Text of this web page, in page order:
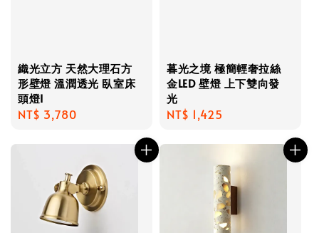
織光立方 天然大理石方
形壁燈 溫潤透光 臥室床
頭燈I
Regular
NT$ 3,780
暮光之境 極簡輕奢拉絲
金LED 壁燈 上下雙向發
光
Regular
NT$ 1,425